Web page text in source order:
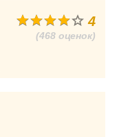
4
(468 оценок)